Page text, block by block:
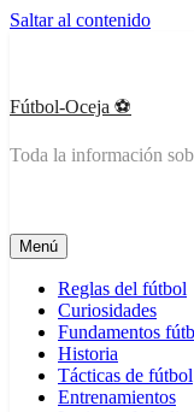
Saltar al contenido
Fútbol-Oceja ️⚽
Toda la información
Menú
Reglas del fútbol
Curiosidades
Fundamentos
Historia
Tácticas de fútbol
Entrenamientos